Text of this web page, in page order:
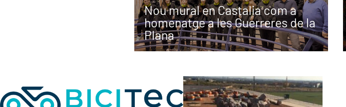
Nou mural en Castalia com a
homenatge a les Guerreres de la
Plana